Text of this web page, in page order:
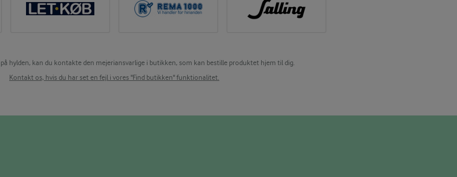
hylden, kan du kontakte den mejeriansvarlige i butikken, som kan bestille produktet hjem til dig.
Kontakt os, hvis du har set en fejl i vores "Find butikken" funktionalitet.